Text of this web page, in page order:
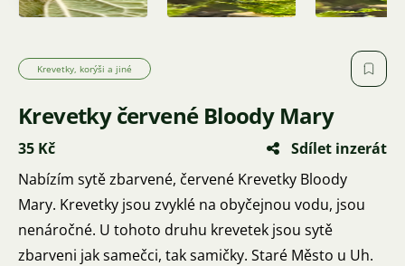
Krevetky, korýši a jiné
Krevetky červené Bloody Mary
35 Kč
Sdílet inzerát
Nabízím sytě zbarvené, červené Krevetky Bloody
Mary. Krevetky jsou zvyklé na obyčejnou vodu, jsou
nenáročné. U tohoto druhu krevetek jsou sytě
zbarveni jak samečci, tak samičky. Staré Město u Uh.